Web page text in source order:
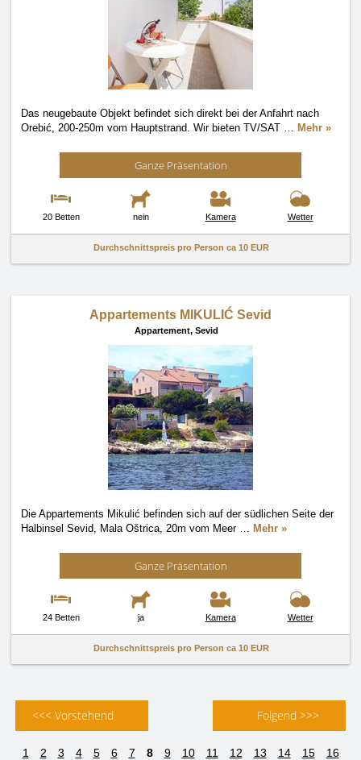
Das neugebaute Objekt befindet sich direkt bei der Anfahrt nach
Orebić, 200-250m vom Hauptstrand. Wir bieten TV/SAT … Mehr »
Ganze Präsentation
20 Betten nein Kamera Wetter
Durchschnittspreis pro Person ca 10 EUR
Appartements MIKULIĆ Sevid
Appartement, Sevid
Die Appartements Mikulić befinden sich auf der südlichen Seite der
Halbinsel Sevid, Mala Oštrica, 20m vom Meer … Mehr »
Ganze Präsentation
24 Betten ja Kamera Wetter
Durchschnittspreis pro Person ca 10 EUR
<<< Vorstehend Folgend >>>
1 2 3 4 5 6 7 8 9 10 11 12 13 14 15 16